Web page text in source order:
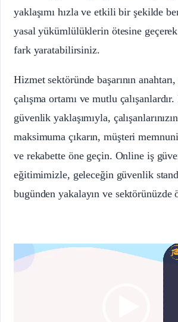
yaklaşımı hızla ve etkili bir şekilde
yasal yükümlülüklerin ötesine
fark yaratabilirsiniz.
Hizmet sektöründe başarının
çalışma ortamı ve mutlu
güvenlik yaklaşımıyla,
maksimuma çıkarın, müşteri
ve rekabette öne geçin. Online iş
eğitimimizle, geleceğin güvenlik
bugünden yakalayın ve sektörünüzde
Video